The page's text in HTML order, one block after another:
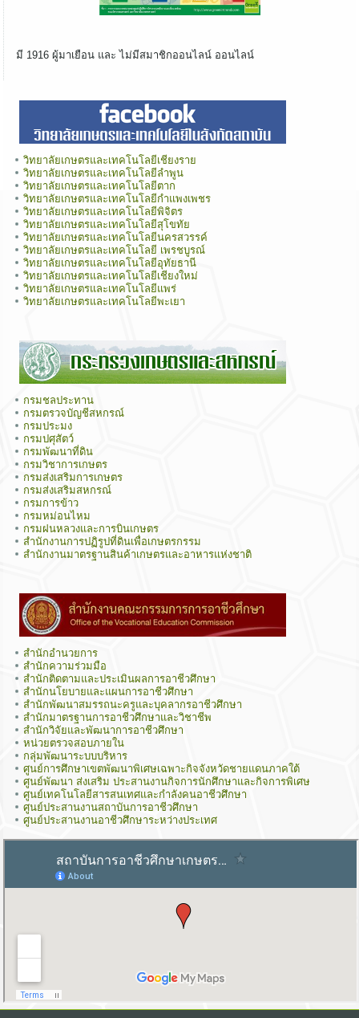
มี 1916 ผู้มาเยือน และ ไม่มีสมาชิกออนไลน์ ออนไลน์
วิทยาลัยเกษตรและเทคโนโลยีเชียงราย
วิทยาลัยเกษตรและเทคโนโลยีลำพูน
วิทยาลัยเกษตรและเทคโนโลยีตาก
วิทยาลัยเกษตรและเทคโนโลยีกำแพงเพชร
วิทยาลัยเกษตรและเทคโนโลยีพิจิตร
วิทยาลัยเกษตรและเทคโนโลยีสุโขทัย
วิทยาลัยเกษตรและเทคโนโลยีนครสวรรค์
วิทยาลัยเกษตรและเทคโนโลยี เพรชบูรณ์
วิทยาลัยเกษตรและเทคโนโลยีอุทัยธานี
วิทยาลัยเกษตรและเทคโนโลยีเชียงใหม่
วิทยาลัยเกษตรและเทคโนโลยีแพร่
วิทยาลัยเกษตรและเทคโนโลยีพะเยา
กรมชลประทาน
กรมตรวจบัญชีสหกรณ์
กรมประมง
กรมปศุสัตว์
กรมพัฒนาที่ดิน
กรมวิชาการเกษตร
กรมส่งเสริมการเกษตร
กรมส่งเสริมสหกรณ์
กรมการข้าว
กรมหม่อนไหม
กรมฝนหลวงและการบินเกษตร
สำนักงานการปฏิรูปที่ดินเพื่อเกษตรกรรม
สำนักงานมาตรฐานสินค้าเกษตรและอาหารแห่งชาติ
สำนักอำนวยการ
สำนักความร่วมมือ
สำนักติดตามและประเมินผลการอาชีวศึกษา
สำนักนโยบายและแผนการอาชีวศึกษา
สำนักพัฒนาสมรรถนะครูและบุคลากรอาชีวศึกษา
สำนักมาตรฐานการอาชีวศึกษาและวิชาชีพ
สำนักวิจัยและพัฒนาการอาชีวศึกษา
หน่วยตรวจสอบภายใน
กลุ่มพัฒนาระบบบริหาร
ศูนย์การศึกษาเขตพัฒนาพิเศษเฉพาะกิจจังหวัดชายแดนภาคใต้
ศูนย์พัฒนา ส่งเสริม ประสานงานกิจการนักศึกษาและกิจการพิเศษ
ศูนย์เทคโนโลยีสารสนเทศและกำลังคนอาชีวศึกษา
ศูนย์ประสานงานสถาบันการอาชีวศึกษา
ศูนย์ประสานงานอาชีวศึกษาระหว่างประเทศ